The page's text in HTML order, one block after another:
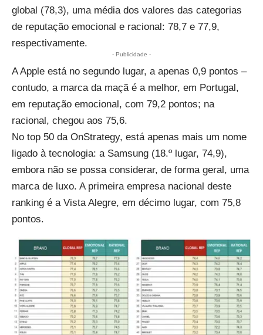
global (78,3), uma média dos valores das categorias
de reputação emocional e racional: 78,7 e 77,9,
respectivamente.
- Publicidade -
AApple está no segundo lugar, a apenas 0,9 pontos –
contudo, a marca da maçã é a melhor, em Portugal,
em reputação emocional, com 79,2 pontos; na
racional, chegou aos 75,6.
No top 50 da OnStrategy, está apenas mais um nome
ligado à tecnologia: a Samsung (18.º lugar, 74,9),
embora não se possa considerar, de forma geral, uma
marca de luxo. A primeira empresa nacional deste
ranking é a Vista Alegre, em décimo lugar, com 75,8
pontos.